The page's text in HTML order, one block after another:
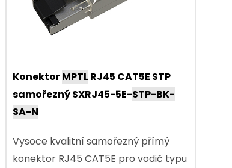
KonektorMPTLRJ45 CAT5E STP
samořezný SXRJ45-5E-STP-BK-
SA-N
Vysoce kvalitní samořezný přímý
konektor RJ45 CAT5E pro vodič typu